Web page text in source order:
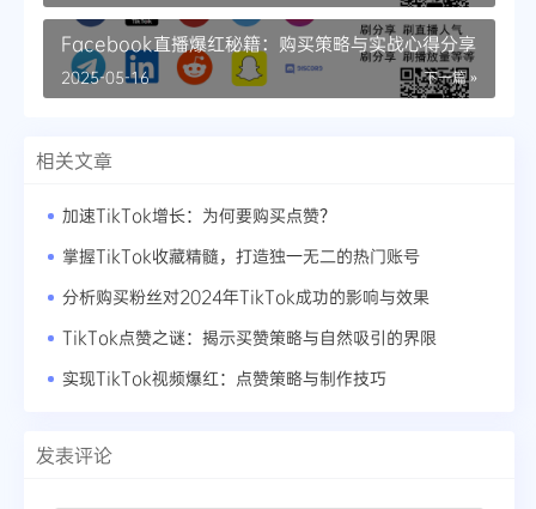
Facebook直播爆红秘籍：购买策略与实战心得分享
下一篇 »
2025-05-16
相关文章
加速TikTok增长：为何要购买点赞？
掌握TikTok收藏精髓，打造独一无二的热门账号
分析购买粉丝对2024年TikTok成功的影响与效果
TikTok点赞之谜：揭示买赞策略与自然吸引的界限
实现TikTok视频爆红：点赞策略与制作技巧
发表评论